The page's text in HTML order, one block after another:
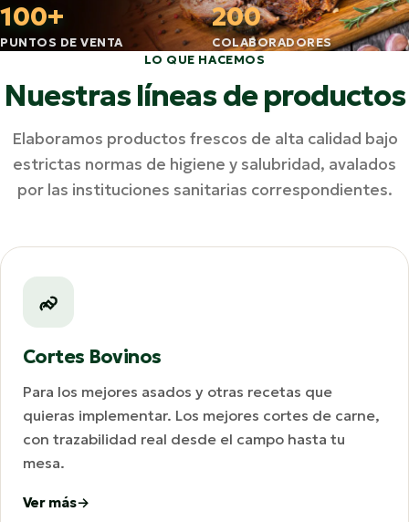
100+
PUNTOS DE VENTA
200
COLABORADORES
LO QUE HACEMOS
Nuestras líneas de productos
Elaboramos productos frescos de alta calidad bajo
estrictas normas de higiene y salubridad, avalados
por las instituciones sanitarias correspondientes.
Cortes Bovinos
Para los mejores asados y otras recetas que
quieras implementar. Los mejores cortes de carne,
con trazabilidad real desde el campo hasta tu
mesa.
Ver más